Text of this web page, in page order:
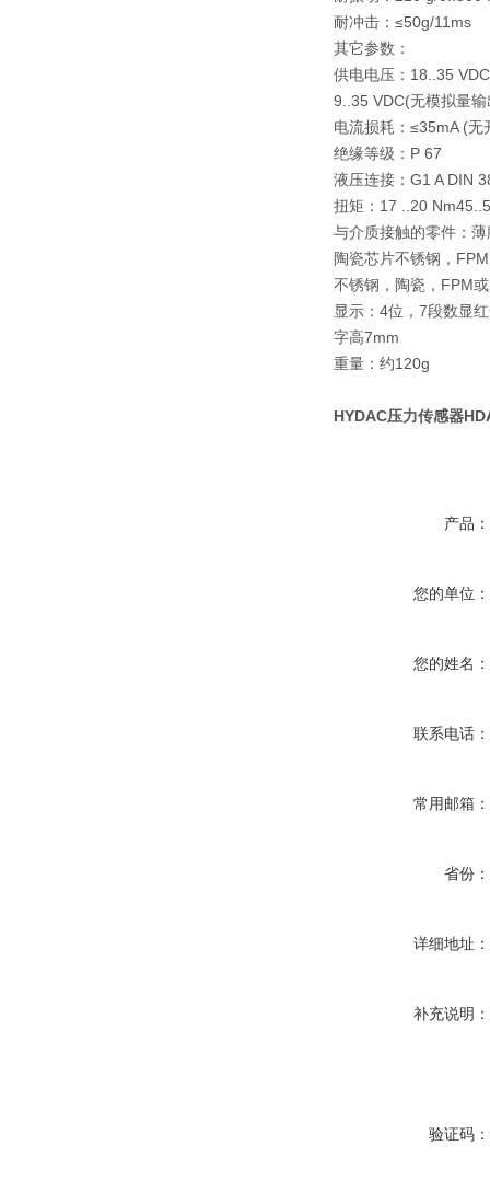
耐冲击：≤50g/
其它参数：
供电电压：18..35
9..35 VDC(无模拟量输
电流损耗：≤35mA (无
绝缘等级：P 67
液压连接：G1 A DIN
扭矩：17 ..20
与介质接触的零件：
陶瓷芯片不锈钢，
不锈钢，陶瓷，FPM
显示：4位，7段数显
字高7mm
重量：约120g
HYDAC压力传感器
产品：
您的单位：
您的姓名：
联系电话：
常用邮箱：
省份：
详细地址：
补充说明：
验证码：